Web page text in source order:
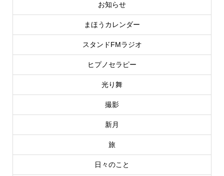
お知らせ
まほうカレンダー
スタンドFMラジオ
ヒプノセラピー
光り舞
撮影
新月
旅
日々のこと